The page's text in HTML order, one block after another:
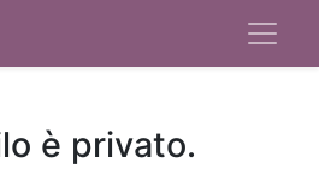
è privato.